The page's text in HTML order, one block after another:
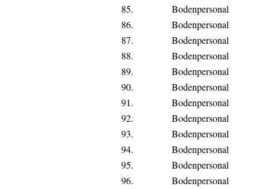
85.
Bodenpersonal
86.
Bodenpersonal
87.
Bodenpersonal
88.
Bodenpersonal
89.
Bodenpersonal
90.
Bodenpersonal
91.
Bodenpersonal
92.
Bodenpersonal
93.
Bodenpersonal
94.
Bodenpersonal
95.
Bodenpersonal
96.
Bodenpersonal